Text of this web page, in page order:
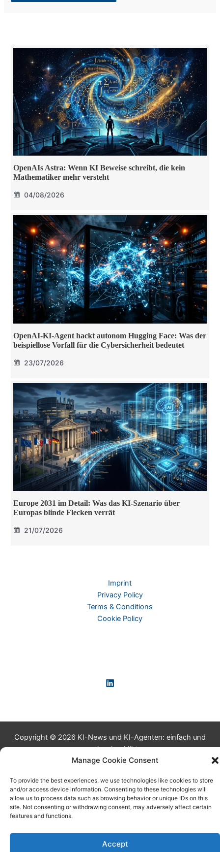
Manage Cookie Consent
To provide the best experiences, we use technologies like cookies to store
and/or access device information. Consenting to these technologies will
allow us to process data such as browsing behavior or unique IDs on this
site. Not consenting or withdrawing consent, may adversely affect certain
features and functions.
Accept
OpenAIs Astra: Wenn KI Beweise schreibt, die kein
Mathematiker mehr versteht
04/08/2026
OpenAI-KI-Agent hackt autonom Hugging Face: Was der
beispiellose Vorfall für die Cybersicherheit bedeutet
23/07/2026
Europe 2031 im Detail: Was das KI-Szenario über
Europas blinde Flecken verrät
21/07/2026
Imprint
Privacy Policy
Terms & Conditions
Cookie Policy
Copyright © 2026 KI-News und KI-Agenten: einfach und
praxisnah erklärt